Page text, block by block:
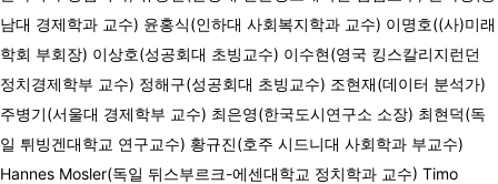
남대 경제학과 교수) 윤홍식(인하대 사회복지학과 교수) 이명호((사)미래
학회 부회장) 이상호(성공회대 초빙교수) 이수현(영국 킹스칼리지런던
정치경제학부 교수) 정해구(성공회대 초빙교수) 조현재(데이터 분석가)
주병기(서울대 경제학부 교수) 최은영(한국도시연구소 소장) 최현덕(독
일 튀빙겐대학교 연구교수) 황규진(호주 시드니대 사회학과 부교수)
Hannes Mosler(독일 뒤스부르크-에센대학교 정치학과 교수) Timo